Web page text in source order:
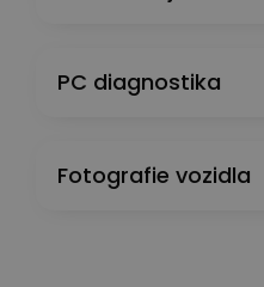
PC diagnostika
Fotografie vozidla